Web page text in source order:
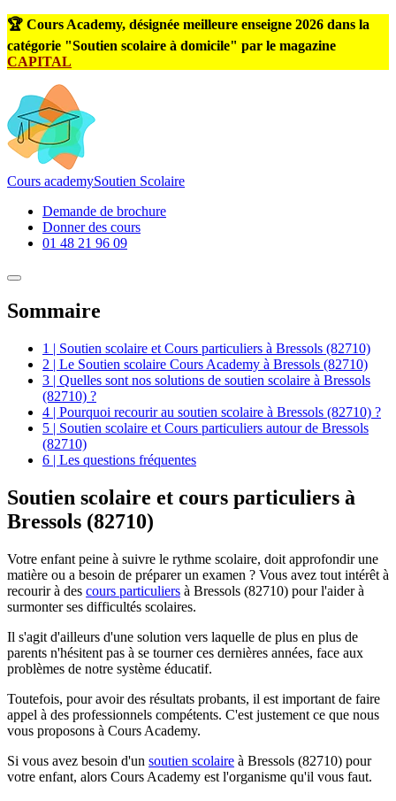
🏆 Cours Academy, désignée meilleure enseigne 2026 dans la
catégorie "Soutien scolaire à domicile" par le magazine
CAPITAL
Cours academySoutien Scolaire
Demande de brochure
Donner des cours
01 48 21 96 09
Sommaire
1 | Soutien scolaire et Cours particuliers à Bressols (82710)
2 | Le Soutien scolaire Cours Academy à Bressols (82710)
3 | Quelles sont nos solutions de soutien scolaire à Bressols
(82710) ?
4 | Pourquoi recourir au soutien scolaire à Bressols (82710) ?
5 | Soutien scolaire et Cours particuliers autour de Bressols
(82710)
6 | Les questions fréquentes
Soutien scolaire et cours particuliers à
Bressols (82710)
Votre enfant peine à suivre le rythme scolaire, doit approfondir une
matière ou a besoin de préparer un examen ? Vous avez tout intérêt à
recourir à des cours particuliers à Bressols (82710) pour l'aider à
surmonter ses difficultés scolaires.
Il s'agit d'ailleurs d'une solution vers laquelle de plus en plus de
parents n'hésitent pas à se tourner ces dernières années, face aux
problèmes de notre système éducatif.
Toutefois, pour avoir des résultats probants, il est important de faire
appel à des professionnels compétents. C'est justement ce que nous
vous proposons à Cours Academy.
Si vous avez besoin d'un soutien scolaire à Bressols (82710) pour
votre enfant, alors Cours Academy est l'organisme qu'il vous faut.